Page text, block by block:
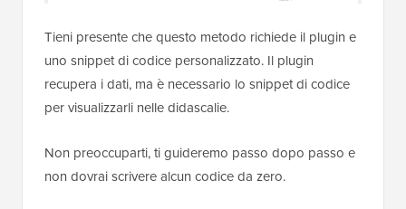
Tieni presente che questo metodo richiede il plugin e
uno snippet di codice personalizzato. Il plugin
recupera i dati, ma è necessario lo snippet di codice
per visualizzarli nelle didascalie.
Non preoccuparti, ti guideremo passo dopo passo e
non dovrai scrivere alcun codice da zero.